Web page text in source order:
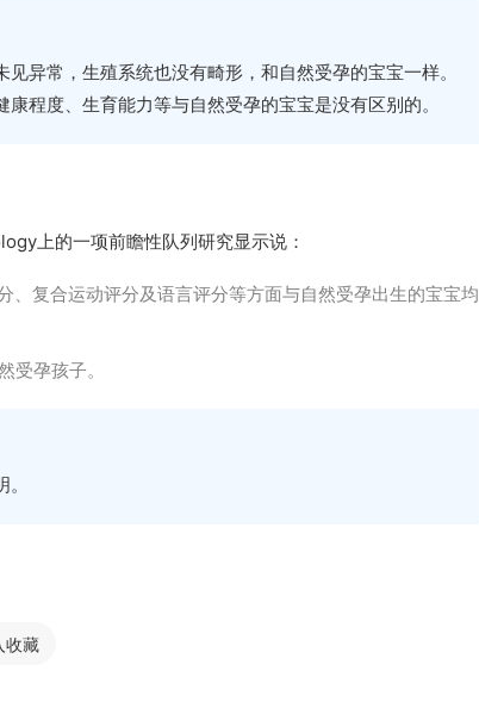
异常，生殖系统也没有畸形，和自然受孕的宝宝一样。
程度、生育能力等与自然受孕的宝宝是没有区别的。
上的一项前瞻性队列研究显示说：
复合运动评分及语言评分等方面与自然受孕出生的宝宝均
孕孩子。
收藏